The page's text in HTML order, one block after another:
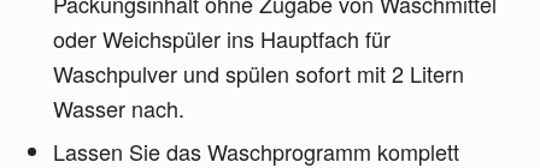
oder Weichspüler ins Hauptfach für
Waschpulver und spülen sofort mit 2 Litern
Wasser nach.
Lassen Sie das Waschprogramm komplett